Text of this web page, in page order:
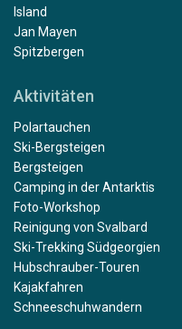
Island
Jan Mayen
Spitzbergen
Aktivitäten
Polartauchen
Ski-Bergsteigen
Bergsteigen
Camping in der Antarktis
Foto-Workshop
Reinigung von Svalbard
Ski-Trekking Südgeorgien
Hubschrauber-Touren
Kajakfahren
Schneeschuhwandern